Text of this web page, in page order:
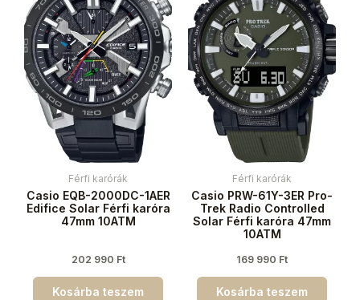
Férfi karórák
Casio EQB-2000DC-1AER
Edifice Solar Férfi karóra
47mm 10ATM
202 990 Ft
Kosárba teszem
Férfi karórák
Casio PRW-61Y-3ER Pro-
Trek Radio Controlled
Solar Férfi karóra 47mm
10ATM
169 990 Ft
Kosárba teszem